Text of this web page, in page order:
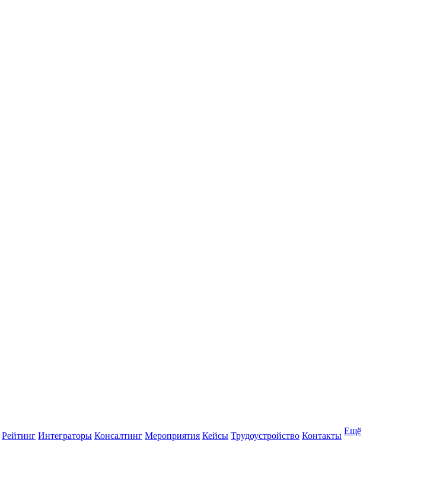
Рейтинг Интеграторы Консалтинг Mероприятия Кейсы Трудоустройство Контакты Ещё